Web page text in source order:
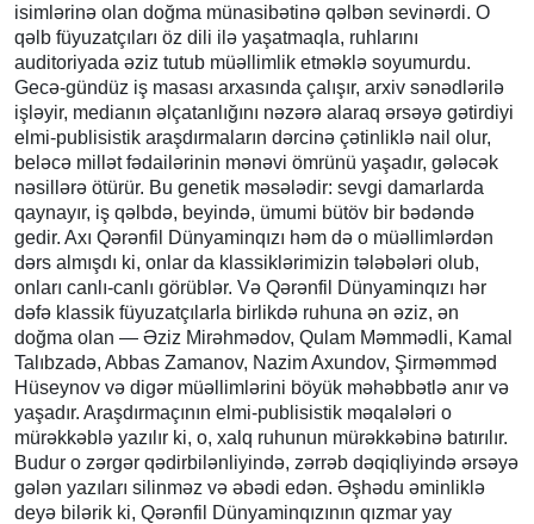
isimlərinə olan doğma münasibətinə qəlbən sevinərdi. O
qəlb füyuzatçıları öz dili ilə yaşatmaqla, ruhlarını
auditoriyada əziz tutub müəllimlik etməklə soyumurdu.
Gecə-gündüz iş masası arxasında çalışır, arxiv sənədlərilə
işləyir, medianın əlçatanlığını nəzərə alaraq ərsəyə gətirdiyi
elmi-publisistik araşdırmaların dərcinə çətinliklə nail olur,
beləcə millət fədailərinin mənəvi ömrünü yaşadır, gələcək
nəsillərə ötürür. Bu genetik məsələdir: sevgi damarlarda
qaynayır, iş qəlbdə, beyində, ümumi bütöv bir bədəndə
gedir. Axı Qərənfil Dünyaminqızı həm də o müəllimlərdən
dərs almışdı ki, onlar da klassiklərimizin tələbələri olub,
onları canlı-canlı görüblər. Və Qərənfil Dünyaminqızı hər
dəfə klassik füyuzatçılarla birlikdə ruhuna ən əziz, ən
doğma olan — Əziz Mirəhmədov, Qulam Məmmədli, Kamal
Talıbzadə, Abbas Zamanov, Nazim Axundov, Şirməmməd
Hüseynov və digər müəllimlərini böyük məhəbbətlə anır və
yaşadır. Araşdırmaçının elmi-publisistik məqalələri o
mürəkkəblə yazılır ki, o, xalq ruhunun mürəkkəbinə batırılır.
Budur o zərgər qədirbilənliyində, zərrəb dəqiqliyində ərsəyə
gələn yazıları silinməz və əbədi edən. Əşhədu əminliklə
deyə bilərik ki, Qərənfil Dünyaminqızının qızmar yay